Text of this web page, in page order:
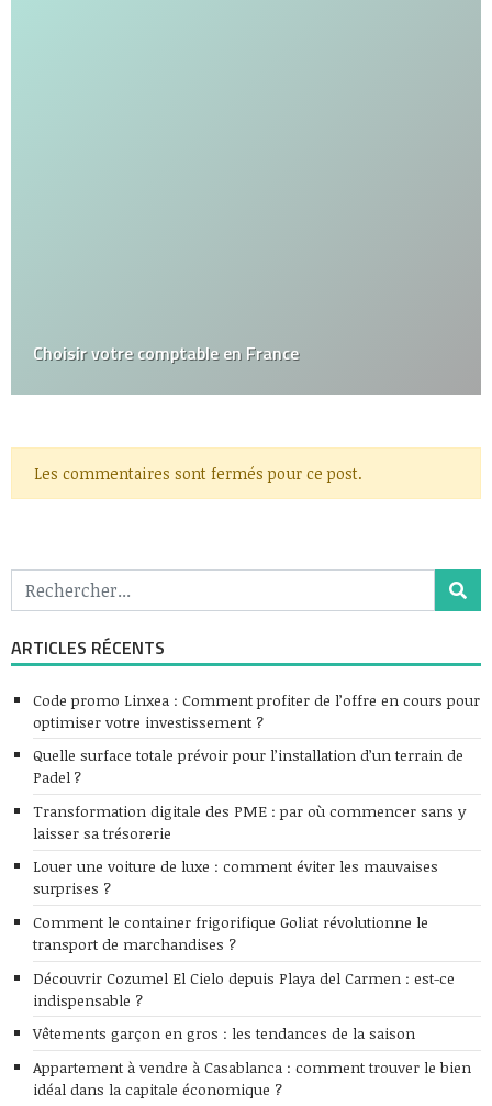
Choisir votre comptable en France
Les commentaires sont fermés pour ce post.
ARTICLES RÉCENTS
Code promo Linxea : Comment profiter de l’offre en cours pour
optimiser votre investissement ?
Quelle surface totale prévoir pour l’installation d’un terrain de
Padel ?
Transformation digitale des PME : par où commencer sans y
laisser sa trésorerie
Louer une voiture de luxe : comment éviter les mauvaises
surprises ?
Comment le container frigorifique Goliat révolutionne le
transport de marchandises ?
Découvrir Cozumel El Cielo depuis Playa del Carmen : est-ce
indispensable ?
Vêtements garçon en gros : les tendances de la saison
Appartement à vendre à Casablanca : comment trouver le bien
idéal dans la capitale économique ?